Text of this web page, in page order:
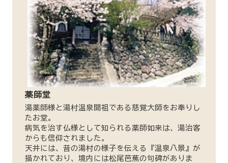
薬師堂
湯薬師様と湯村温泉開祖である慈覚大師をお奉りし
たお堂。
病気を治す仏様として知られる薬師如来は、湯治客
からも信仰されました。
天井には、昔の湯村の様子を伝える『温泉八景』が
描かれており、境内には松尾芭蕉の句碑がありま